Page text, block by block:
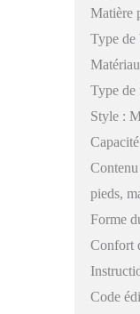
Matière
Type de
Type de
Style :
pieds,
Forme
Confort
Code